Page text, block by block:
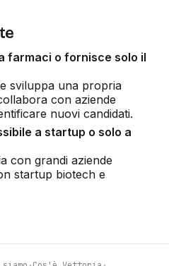
farmaci o fornisce solo il
sviluppa una propria
con aziende
nuovi candidati.
a startup o solo a
con grandi aziende
startup biotech e